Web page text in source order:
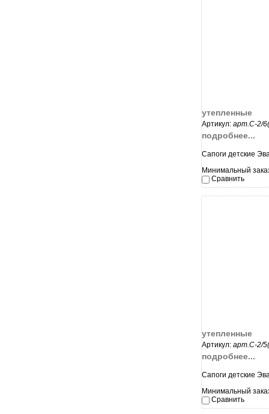
утепленные
Артикул: арт.С-2/
подробнее...
Сапоги детские
Минимальный
Сравнить
утепленные
Артикул: арт.С-2/
подробнее...
Сапоги детские
Минимальный
Сравнить